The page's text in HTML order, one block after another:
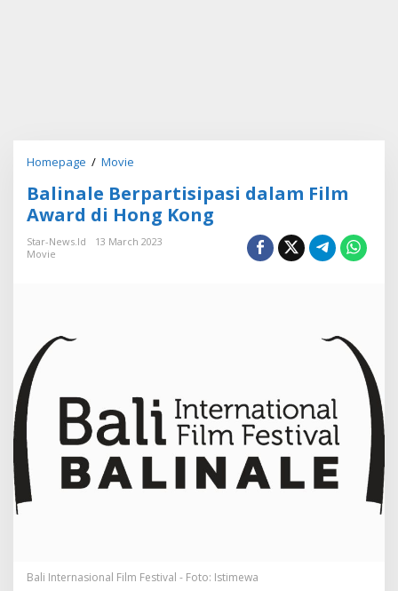
Homepage / Movie
l
i
n
a
i
p
m
Balinale Berpartisipasi dalam Film
Award di Hong Kong
Star-News.id
13 March 2023
Movie
Bali Internasional Film Festival - Foto: Istimewa